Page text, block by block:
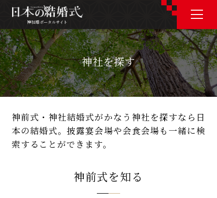
神社婚ポータルサイト
J P E N
神社婚会場を探す
神社婚ポータルサイト
神社を探す
神前式・神社結婚式がかなう神社を探すなら日
本の結婚式。披露宴会場や会食会場も一緒に検
索することができます。
神前式を知る